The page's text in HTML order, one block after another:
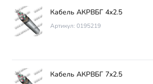
Кабель АКРВБГ 4х2.5
Артикул: 0195219
Кабель АКРВБГ 7х2.5